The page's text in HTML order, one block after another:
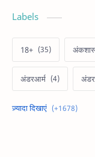
Labels
18+
अंडरआर्म
अक्षय तृतीया